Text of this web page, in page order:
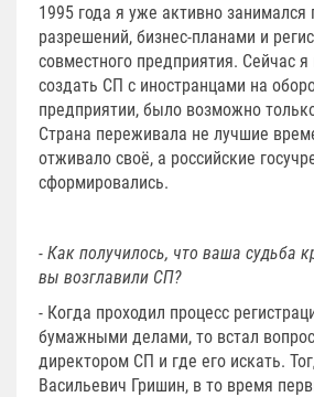
1995 года я уже активно занимался
разрешений, бизнес-планами и
совместного предприятия. Сейчас
создать СП с иностранцами на
предприятии, было возможно
Страна переживала не лучшие
отживало своё, а российские
сформировались.
- Как получилось, что ваша судьба
вы возглавили СП?
- Когда проходил процесс
бумажными делами, то встал
директором СП и где его искать.
Васильевич Гришин, в то время